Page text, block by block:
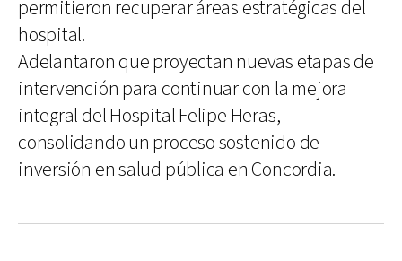
permitieron recuperar áreas estratégicas del
hospital.
Adelantaron que proyectan nuevas etapas de
intervención para continuar con la mejora
integral del Hospital Felipe Heras,
consolidando un proceso sostenido de
inversión en salud pública en Concordia.